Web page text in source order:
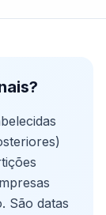
São datas